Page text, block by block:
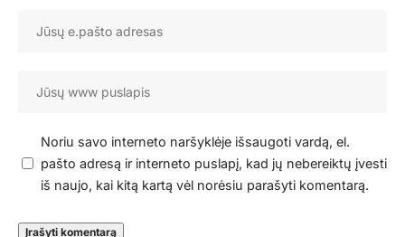
Noriu savo interneto naršyklėje išsaugoti vardą, el.
pašto adresą ir interneto puslapį, kad jų nebereiktų įvesti
iš naujo, kai kitą kartą vėl norėsiu parašyti komentarą.